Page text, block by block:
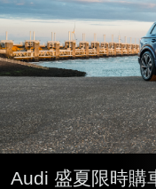
Audi 盛夏限時購